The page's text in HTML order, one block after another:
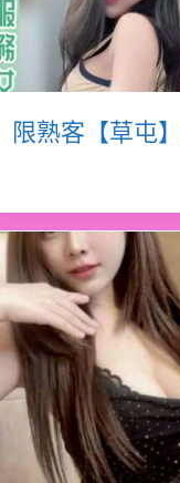
限熟客【草屯